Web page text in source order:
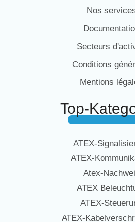
Nos services
Secteurs
Conditions
Mentions
Top-
ATEX-
ATEX-
Atex-
ATEX
ATEX-
ATEX-